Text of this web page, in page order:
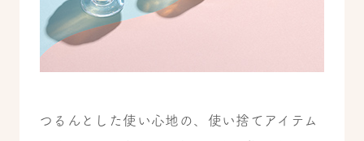
つるんとした使い心地の、使い捨てアイテム